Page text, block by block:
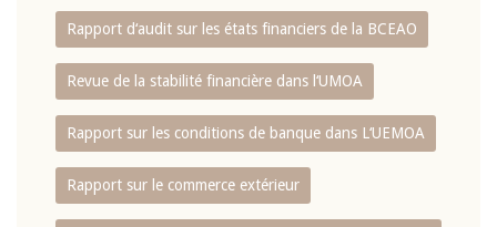
Rapport d‘audit sur les états financiers de la BCEAO
Revue de la stabilité financière dans l‘UMOA
Rapport sur les conditions de banque dans L‘UEMOA
Rapport sur le commerce extérieur